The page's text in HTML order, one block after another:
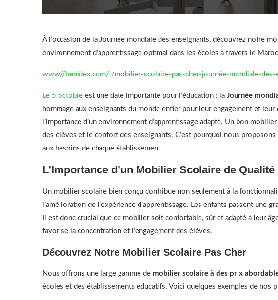
À l’occasion de la Journée mondiale des enseignants, découvrez notre
environnement d’apprentissage optimal dans les écoles à travers le
www//benidex.com/ /mobilier-scolaire-pas-cher-journée-mondiale-des-
Le 5 octobre est une date importante pour l’éducation : la Journée
hommage aux enseignants du monde entier pour leur engagement et leur
l’importance d’un environnement d’apprentissage adapté. Un bon
des élèves et le confort des enseignants. C’est pourquoi nous proposons
aux besoins de chaque établissement.
L’Importance d’un Mobilier Scolaire de Qualité
Un mobilier scolaire bien conçu contribue non seulement à la
l’amélioration de l’expérience d’apprentissage. Les enfants passent une
Il est donc crucial que ce mobilier soit confortable, sûr et adapté à leur
favorise la concentration et l’engagement des élèves.
Découvrez Notre Mobilier Scolaire Pas Cher
Nous offrons une large gamme de mobilier scolaire à des prix
écoles et des établissements éducatifs. Voici quelques exemples de nos